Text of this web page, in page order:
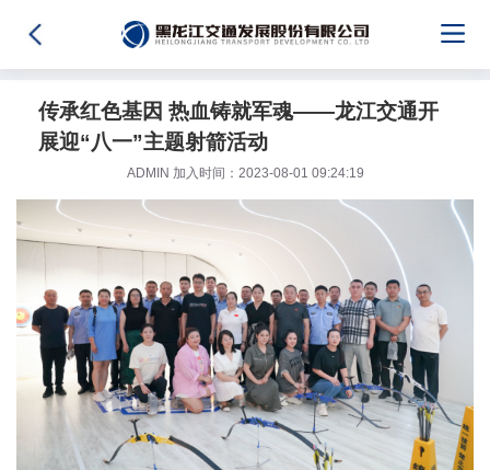
传承红色基因 热血铸就军魂——龙江交通开
展迎“八一”主题射箭活动
ADMIN 加入时间：2023-08-01 09:24:19